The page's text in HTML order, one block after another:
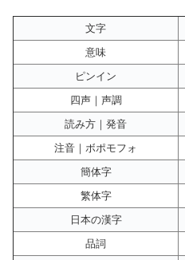
文字
意味
ピンイン
四声｜声調
読み方｜発音
注音｜ボポモフォ
簡体字
繁体字
日本の漢字
品詞